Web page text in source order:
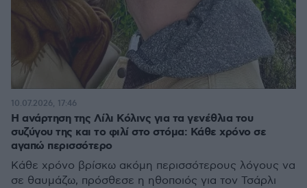
Η ανάρτηση της Λίλι Κόλινς για τα γενέθλια του
συζύγου της και το φιλί στο στόμα: Κάθε χρόνο σε
αγαπώ περισσότερο
Κάθε χρόνο βρίσκω ακόμη περισσότερους λόγους να
σε θαυμάζω, πρόσθεσε η ηθοποιός για τον Τσάρλι
10.07.2026, 17:46